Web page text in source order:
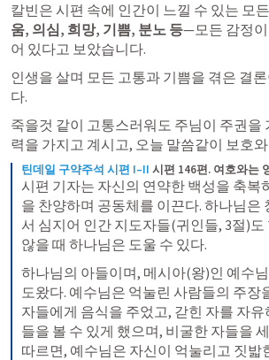
칼빈은 시편 속에 인간이 느낄 수 있는 모
움, 의심, 희망, 기쁨, 분노 등—모든 감정
어 있다고 보았습니다.
인생을 살며 모든 고통과 기쁨을 겪은 결
다.
죽을것 같이 고통스러워도 주님이 주권을
력을 가지고 계시고, 오늘 말씀같이 보호
틴데일 구약주석 시편 I–II 시편 146편. 여호와는
시편 기자는 자신의 연약한 백성을 축복
을 찬양하며 공동체를 이끈다. 하나님은
서 심지어 인간 지도자들(귀인들, 3절)도
않을 때 하나님은 도울 수 있다.
하나님의 아들이며, 메시아(왕)인 예수
도왔다. 예수님은 억눌린 사람들의 주장
자들에게 음식을 주었고, 갇힌 자를 자유
들을 볼 수 있게 했으며, 비굴한 자들을
따르면, 예수님은 자신이 억눌리고 짓밟